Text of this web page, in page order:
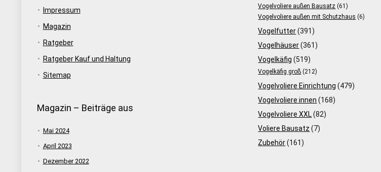
Impressum
Magazin
Ratgeber
Ratgeber Kauf und Haltung
Sitemap
Magazin – Beiträge aus
Mai 2024
April 2023
Dezember 2022
Vogelvoliere außen Bausatz (61)
Vogelvoliere außen mit Schutzhaus (6)
Vogelfutter (391)
Vogelhäuser (361)
Vogelkäfig (519)
Vogelkäfig groß (212)
Vogelvoliere Einrichtung (479)
Vogelvoliere innen (168)
Vogelvoliere XXL (82)
Voliere Bausatz (7)
Zubehör (161)